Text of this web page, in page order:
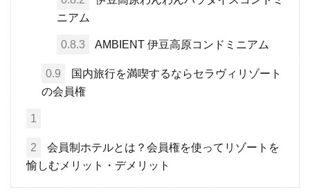
ニアム
0.8.3 AMBIENT 伊豆高原コンドミニアム
0.9
国内旅行を満喫するならセラヴィリゾート
の会員権
1
2
会員制ホテルとは？会員権を使ってリゾートを
愉しむメリット・デメリット